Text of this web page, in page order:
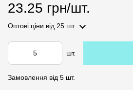
23.25 грн/шт.
Оптові ціни від 25 шт.
шт.
Замовлення від 5 шт.